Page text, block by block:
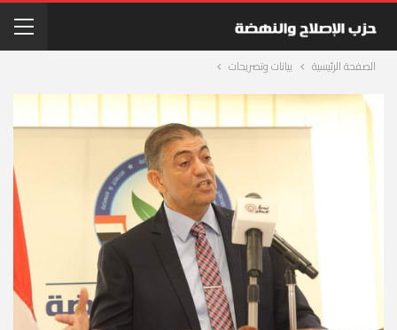
الصفحة الرئيسية بيانات وتصريحات